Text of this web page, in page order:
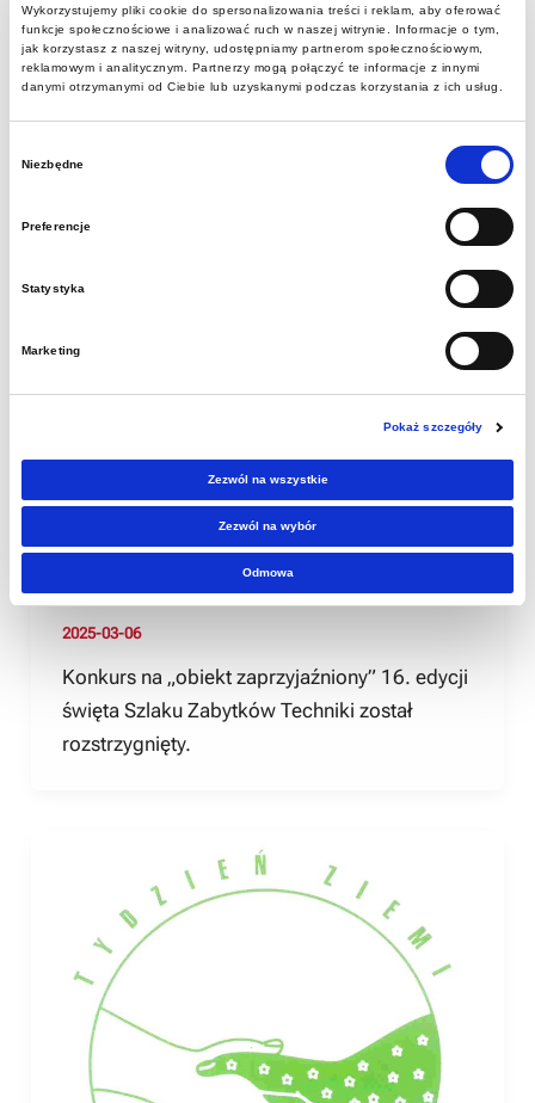
Wykorzystujemy pliki cookie do spersonalizowania treści i reklam, aby oferować
funkcje społecznościowe i analizować ruch w naszej witrynie. Informacje o tym,
jak korzystasz z naszej witryny, udostępniamy partnerom społecznościowym,
reklamowym i analitycznym. Partnerzy mogą połączyć te informacje z innymi
danymi otrzymanymi od Ciebie lub uzyskanymi podczas korzystania z ich usług.
Niezbędne
Preferencje
Statystyka
Marketing
Pokaż szczegóły
Zezwól na wszystkie
Zezwól na wybór
Odmowa
Znamy obiekty
tegorocznej
INDUSTRIADY
2025-03-06
Konkurs na „obiekt zaprzyjaźniony” 16. edycji
święta Szlaku Zabytków Techniki został
rozstrzygnięty.